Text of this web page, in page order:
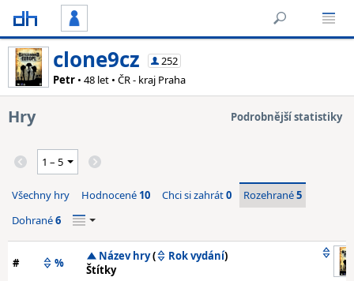
clone9cz
252
Petr • 48 let • ČR - kraj Praha
Hry Podrobnější statistiky
Všechny hry Hodnocené 10 Chci si zahrát0 Rozehrané5
Dohrané6
# % Název hry( Rok vydání)
Štítky